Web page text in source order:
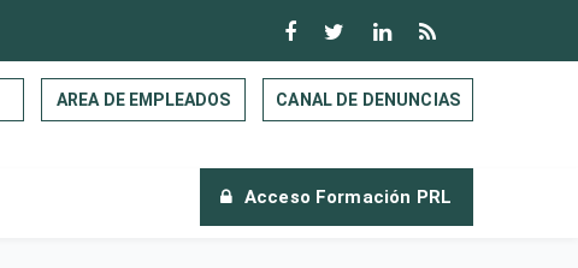
AREA DE EMPLEADOS CANAL DE DENUNCIAS
Acceso Formación PRL